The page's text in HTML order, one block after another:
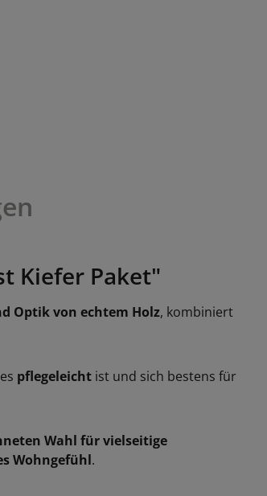
Kiefer Paket"
Optik von echtem Holz, kombiniert
pflegeleicht ist und sich bestens für
Wahl für vielseitige
Wohngefühl.